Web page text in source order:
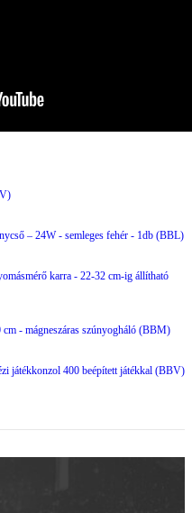
– 24W - semleges fehér - 1db (BBL)
karra - 22-32 cm-ig állítható
- mágneszáras szúnyogháló (BBM)
játékkonzol 400 beépített játékkal (BBV)